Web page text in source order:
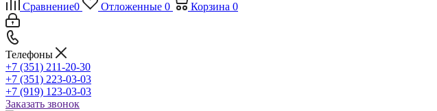
Сравнение0 Отложенные 0 Корзина 0
Телефоны
+7 (351) 211-20-30
+7 (351) 223-03-03
+7 (919) 123-03-03
Заказать звонок